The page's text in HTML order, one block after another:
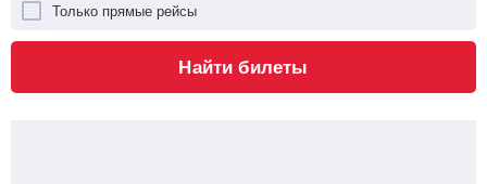
Только прямые рейсы
Найти билеты